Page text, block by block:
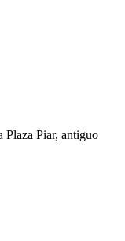
Plaza Piar, antiguo